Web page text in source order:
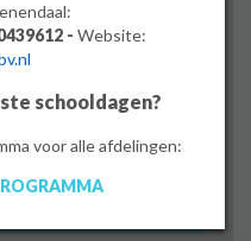
- Website:
schooldagen?
voor alle afdelingen: